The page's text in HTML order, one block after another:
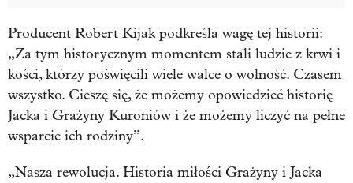
Producent Robert Kijak podkreśla wagę tej historii:
„Za tym historycznym momentem stali ludzie z krwi i
kości, którzy poświęcili wiele walce o wolność. Czasem
wszystko. Cieszę się, że możemy opowiedzieć historię
Jacka i Grażyny Kuroniów i że możemy liczyć na pełne
wsparcie ich rodziny”.
„Nasza rewolucja. Historia miłości Grażyny i Jacka